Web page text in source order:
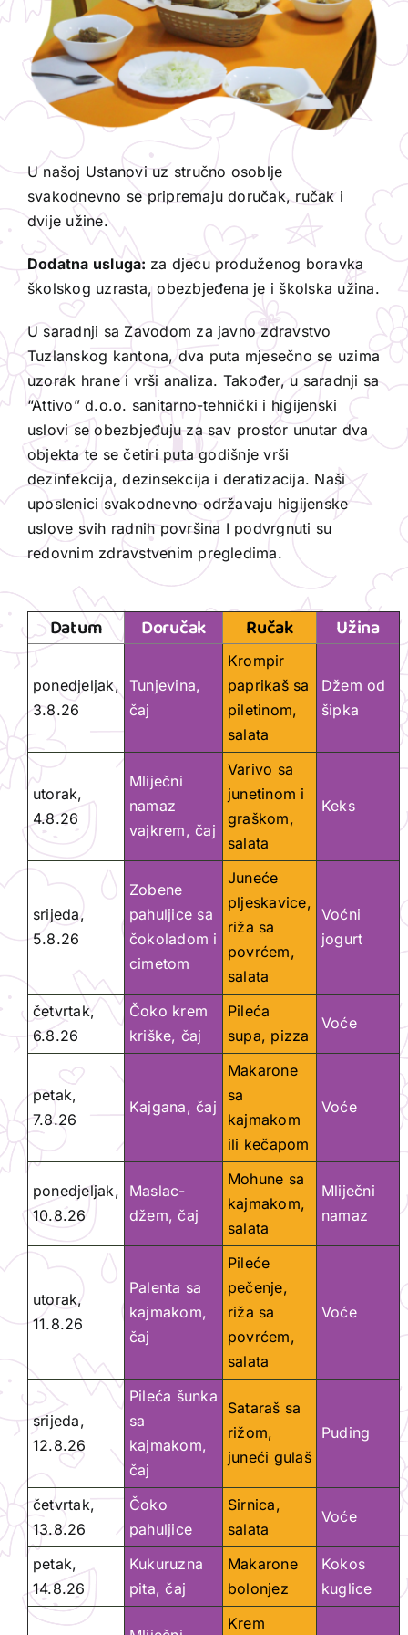
U našoj Ustanovi uz stručno osoblje
svakodnevno se pripremaju doručak, ručak i
dvije užine.
Dodatna usluga: za djecu produženog boravka
školskog uzrasta, obezbjeđena je i školska užina.
U saradnji sa Zavodom za javno zdravstvo
Tuzlanskog kantona, dva puta mjesečno se uzima
uzorak hrane i vrši analiza. Također, u saradnji sa
“Attivo” d.o.o. sanitarno-tehnički i higijenski
uslovi se obezbjeđuju za sav prostor unutar dva
objekta te se četiri puta godišnje vrši
dezinfekcija, dezinsekcija i deratizacija. Naši
uposlenici svakodnevno održavaju higijenske
uslove svih radnih površina I podvrgnuti su
redovnim zdravstvenim pregledima.
Datum Doručak Ručak Užina
ponedjeljak,
3.8.26
Tunjevina,
čaj
Krompir
paprikaš sa
piletinom,
salata
Džem od
šipka
utorak,
4.8.26
Mliječni
namaz
vajkrem, čaj
Varivo sa
junetinom i
graškom,
salata
Keks
srijeda,
5.8.26
Zobene
pahuljice sa
čokoladom i
cimetom
Juneće
pljeskavice,
riža sa
povrćem,
salata
Voćni
jogurt
četvrtak,
6.8.26
Čoko krem
kriške, čaj
Pileća
supa, pizza
Voće
petak,
7.8.26
Kajgana, čaj
Makarone
sa
kajmakom
ili kečapom
Voće
ponedjeljak,
10.8.26
Maslac-
džem, čaj
Mohune sa
kajmakom,
salata
Mliječni
namaz
utorak,
11.8.26
Palenta sa
kajmakom,
čaj
Pileće
pečenje,
riža sa
povrćem,
salata
Voće
srijeda,
12.8.26
Pileća šunka
sa
kajmakom,
čaj
Sataraš sa
rižom,
juneći gulaš
Puding
četvrtak,
13.8.26
Čoko
pahuljice
Sirnica,
salata
Voće
petak,
14.8.26
Kukuruzna
pita, čaj
Makarone
bolonjez
Kokos
kuglice
Krem